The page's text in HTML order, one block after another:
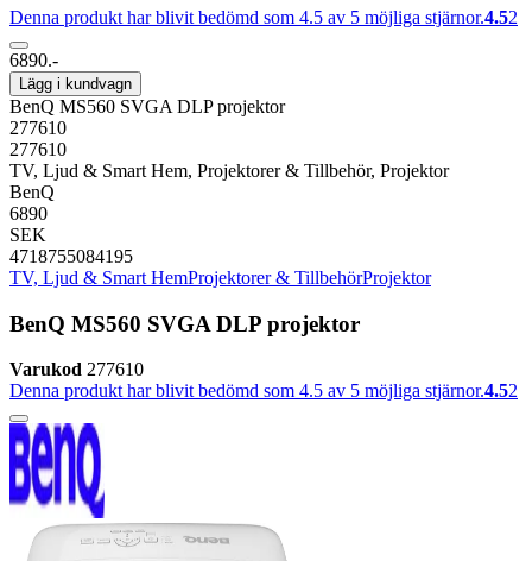
Denna produkt har blivit bedömd som 4.5 av 5 möjliga stjärnor.4.52
6890.-
Lägg i kundvagn
BenQ MS560 SVGA DLP projektor
277610
277610
TV, Ljud & Smart Hem, Projektorer & Tillbehör, Projektor
BenQ
6890
SEK
4718755084195
TV, Ljud & Smart HemProjektorer & TillbehörProjektor
BenQ MS560 SVGA DLP projektor
Varukod 277610
Denna produkt har blivit bedömd som 4.5 av 5 möjliga stjärnor.4.52